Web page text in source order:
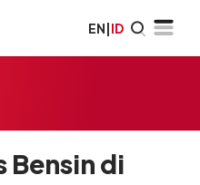
EN|ID
Bensin di